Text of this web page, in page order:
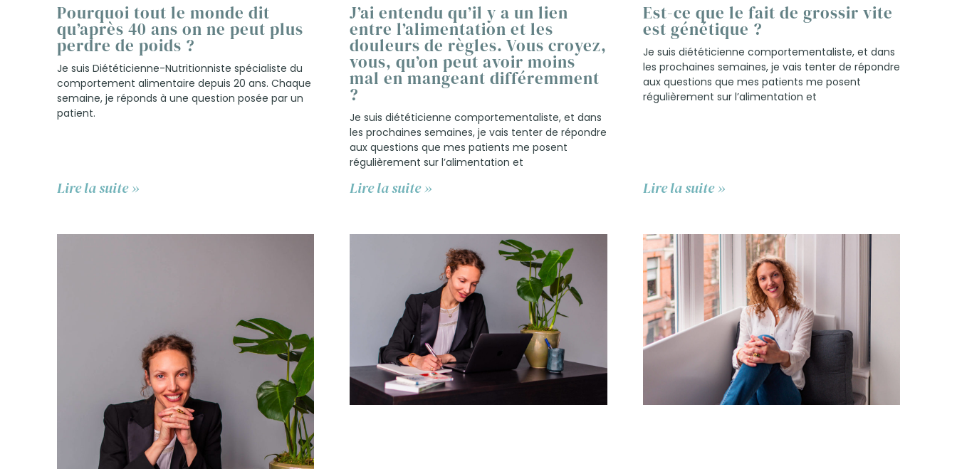
Pourquoi tout le monde dit
qu’après 40 ans on ne peut plus
perdre de poids ?
Je suis Diététicienne-Nutritionniste spécialiste du
comportement alimentaire depuis 20 ans. Chaque
semaine, je réponds à une question posée par un
patient.
Lire la suite »
J’ai entendu qu’il y a un lien
entre l’alimentation et les
douleurs de règles. Vous croyez,
vous, qu’on peut avoir moins
mal en mangeant différemment
?
Je suis diététicienne comportementaliste, et dans
les prochaines semaines, je vais tenter de répondre
aux questions que mes patients me posent
régulièrement sur l’alimentation et
Lire la suite »
Est-ce que le fait de grossir vite
est génétique ?
Je suis diététicienne comportementaliste, et dans
les prochaines semaines, je vais tenter de répondre
aux questions que mes patients me posent
régulièrement sur l’alimentation et
Lire la suite »